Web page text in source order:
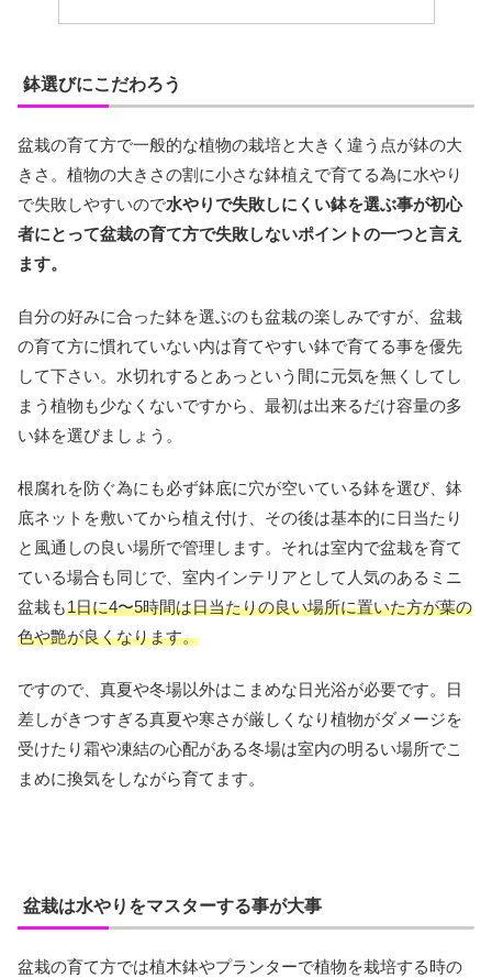
鉢選びにこだわろう
盆栽の育て方で一般的な植物の栽培と大きく違う点が鉢の大
きさ。植物の大きさの割に小さな鉢植えで育てる為に水やり
で失敗しやすいので水やりで失敗しにくい鉢を選ぶ事が初心
者にとって盆栽の育て方で失敗しないポイントの一つと言え
ます。
自分の好みに合った鉢を選ぶのも盆栽の楽しみですが、盆栽
の育て方に慣れていない内は育てやすい鉢で育てる事を優先
して下さい。水切れするとあっという間に元気を無くしてし
まう植物も少なくないですから、最初は出来るだけ容量の多
い鉢を選びましょう。
根腐れを防ぐ為にも必ず鉢底に穴が空いている鉢を選び、鉢
底ネットを敷いてから植え付け、その後は基本的に日当たり
と風通しの良い場所で管理します。それは室内で盆栽を育て
ている場合も同じで、室内インテリアとして人気のあるミニ
盆栽も1日に4〜5時間は日当たりの良い場所に置いた方が葉の
色や艶が良くなります。
ですので、真夏や冬場以外はこまめな日光浴が必要です。日
差しがきつすぎる真夏や寒さが厳しくなり植物がダメージを
受けたり霜や凍結の心配がある冬場は室内の明るい場所でこ
まめに換気をしながら育てます。
盆栽は水やりをマスターする事が大事
盆栽の育て方では植木鉢やプランターで植物を栽培する時の